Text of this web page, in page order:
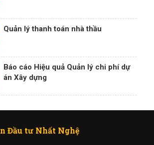
Quản lý thanh toán nhà thầu
Báo cáo Hiệu quả Quản lý chi phí dự
án Xây dựng
Đầu tư Nhất Nghệ